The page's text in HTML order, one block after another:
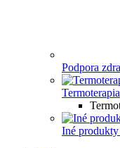
Podpora
Termoterapia
Iné produkty